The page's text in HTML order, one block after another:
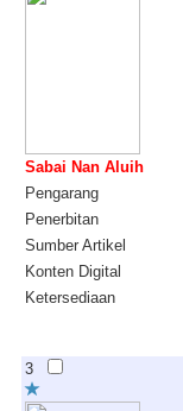
Sabai Nan Aluih
Pengarang
Penerbitan
Sumber Artikel
Konten Digital
Ketersediaan
3